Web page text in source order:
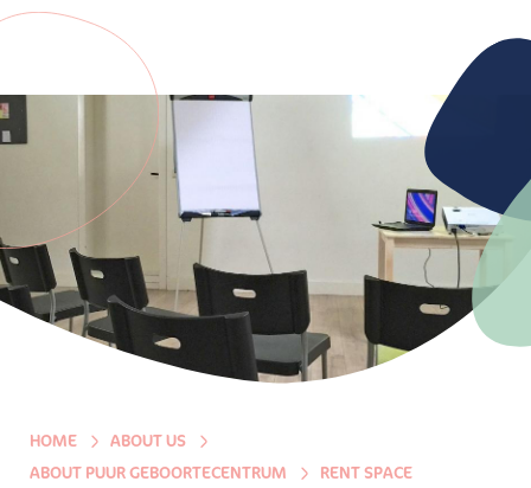
HOME
ABOUT US
ABOUT PUUR GEBOORTECENTRUM
RENT SPACE